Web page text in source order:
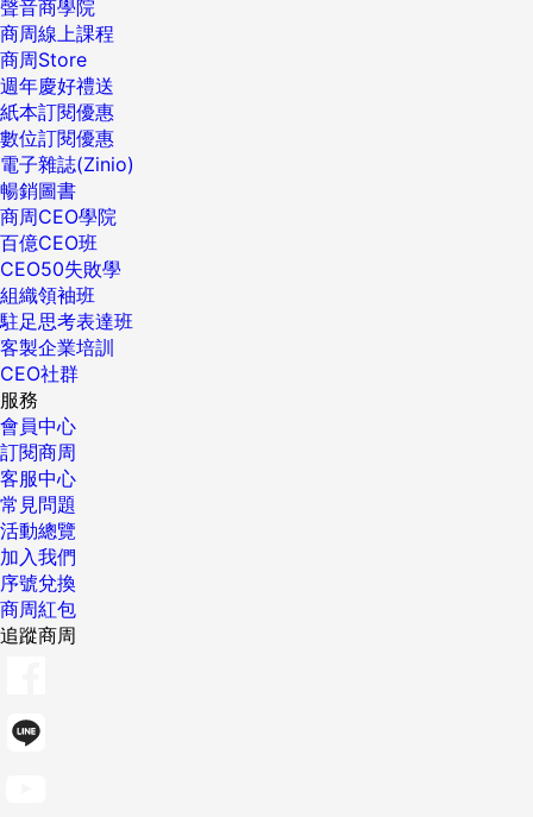
聲音商學院
商周線上課程
商周Store
週年慶好禮送
紙本訂閱優惠
數位訂閱優惠
電子雜誌(Zinio)
暢銷圖書
商周CEO學院
百億CEO班
CEO50失敗學
組織領袖班
駐足思考表達班
客製企業培訓
CEO社群
服務
會員中心
訂閱商周
客服中心
常見問題
活動總覽
加入我們
序號兌換
商周紅包
追蹤商周